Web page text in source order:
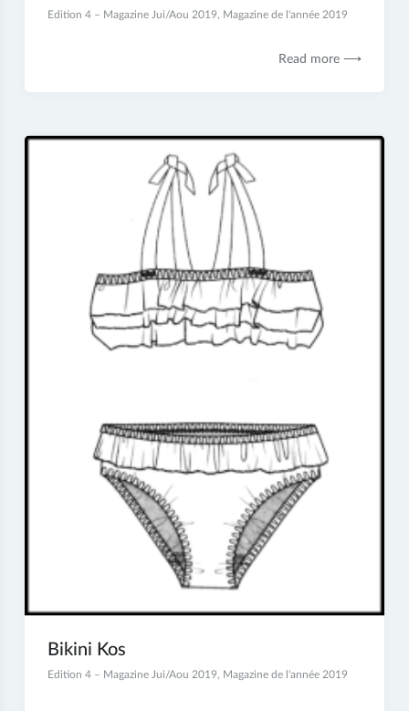
13
Edition 4 – Magazine Jui/Aou 2019, Magazine de l'année 2019
Read more ⟶
Bikini Kos
9
Edition 4 – Magazine Jui/Aou 2019 Magazine de l'année 2019